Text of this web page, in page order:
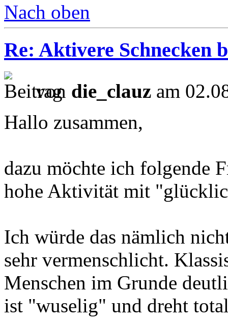
Nach oben
Re: Aktivere Schnecken
von die_clauz am
Hallo zusammen,
dazu möchte ich folgende
hohe Aktivität mit
Ich würde das nämlich
sehr vermenschlicht.
Menschen im Grunde
ist "wuselig" und dreht